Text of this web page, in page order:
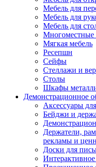
Мебель для
Мебель для
Мебель для
Многоместные
Мягкая мебель
Ресепшн
Сейфы
Стеллажи и
Столы
Шкафы
Демонстрационное
Аксессуары
Бейджи и
Держатели,
рекламы и
Доски для